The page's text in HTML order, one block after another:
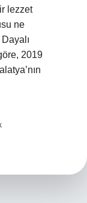
lezzet
ne
2019